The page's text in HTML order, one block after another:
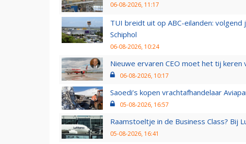
06-08-2026, 11:17
TUI breidt uit op ABC-eilanden:
Schiphol
06-08-2026, 10:24
Nieuwe ervaren CEO moet het tij keren
06-08-2026, 10:17
Saoedi’s kopen vrachtafhandelaar
05-08-2026, 16:57
Raamstoeltje in de Business Class? Bij
05-08-2026, 16:41